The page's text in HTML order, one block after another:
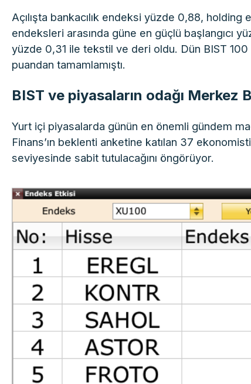
Açılışta bankacılık endeksi yüzde 0,88,
endeksleri arasında güne en güçlü başlangıcı
yüzde 0,31 ile tekstil ve deri oldu. Dün BIST
puandan tamamlamıştı.
BIST ve piyasaların odağı Merkez
Yurt içi piyasalarda günün en önemli gündem
Finans’ın beklenti anketine katılan 37
seviyesinde sabit tutulacağını öngörüyor.